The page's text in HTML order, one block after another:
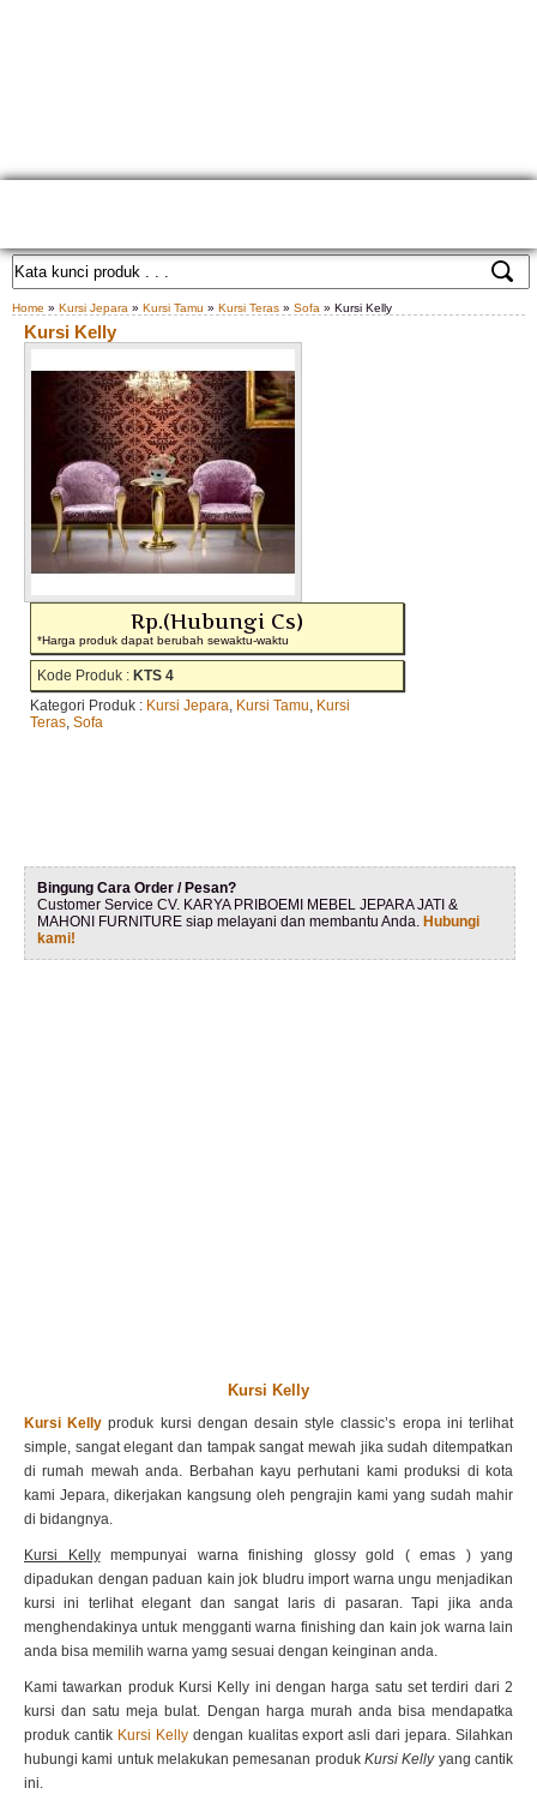
Home » Kursi Jepara » Kursi Tamu » Kursi Teras » Sofa » Kursi Kelly
Kursi Kelly
Rp.(Hubungi Cs)
*Harga produk dapat berubah sewaktu-waktu
Kode Produk : KTS 4
Kategori Produk : Kursi Jepara, Kursi Tamu, Kursi
Teras, Sofa
Bingung Cara Order / Pesan?
Customer Service CV. KARYA PRIBOEMI MEBEL JEPARA JATI &
MAHONI FURNITURE siap melayani dan membantu Anda. Hubungi
kami!
Kursi Kelly
Kursi Kelly produk kursi dengan desain style classic’s eropa ini terlihat
simple, sangat elegant dan tampak sangat mewah jika sudah ditempatkan
di rumah mewah anda. Berbahan kayu perhutani kami produksi di kota
kami Jepara, dikerjakan kangsung oleh pengrajin kami yang sudah mahir
di bidangnya.
Kursi Kellymempunyai warna finishing glossy gold ( emas ) yang
dipadukan dengan paduan kain jok bludru import warna ungu menjadikan
kursi ini terlihat elegant dan sangat laris di pasaran. Tapi jika anda
menghendakinya untuk mengganti warna finishing dan kain jok warna lain
anda bisa memilih warna yamg sesuai dengan keinginan anda.
Kami tawarkan produk Kursi Kelly ini dengan harga satu set terdiri dari 2
kursi dan satu meja bulat. Dengan harga murah anda bisa mendapatka
produk cantik Kursi Kellydengan kualitas export asli dari jepara. Silahkan
hubungi kami untuk melakukan pemesanan produk Kursi Kellyyang cantik
ini.